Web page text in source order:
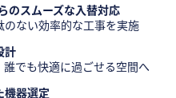
のスムーズな入替対応
ない効率的な工事を実施
計
でも快適に過ごせる空間へ
機器選定